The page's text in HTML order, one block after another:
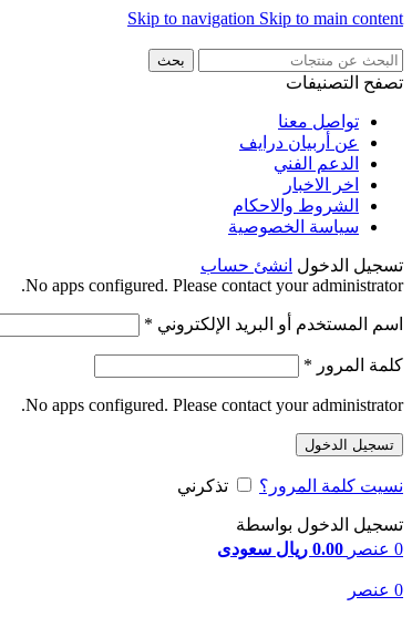
Skip to navigation Skip to main content
بحث
تصفح التصنيفات
تواصل معنا
عن أربيان درايف
الدعم الفني
اخر الاخبار
الشروط والاحكام
سياسة الخصوصية
تسجيل الدخول انشئ حساب
No apps configured. Please contact your administrator.
اسم المستخدم أو البريد الإلكتروني *
كلمة المرور *
No apps configured. Please contact your administrator.
تسجيل الدخول
نسيت كلمة المرور؟ تذكرني
تسجيل الدخول بواسطة
0 عنصر 0.00 ريال سعودى
0 عنصر